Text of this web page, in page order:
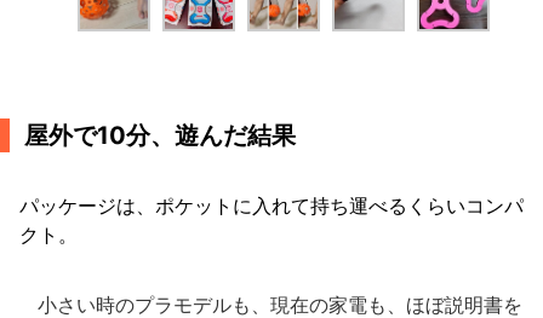
屋外で10分、遊んだ結果
パッケージは、ポケットに入れて持ち運べるくらいコンパ
クト。
小さい時のプラモデルも、現在の家電も、ほぼ説明書を